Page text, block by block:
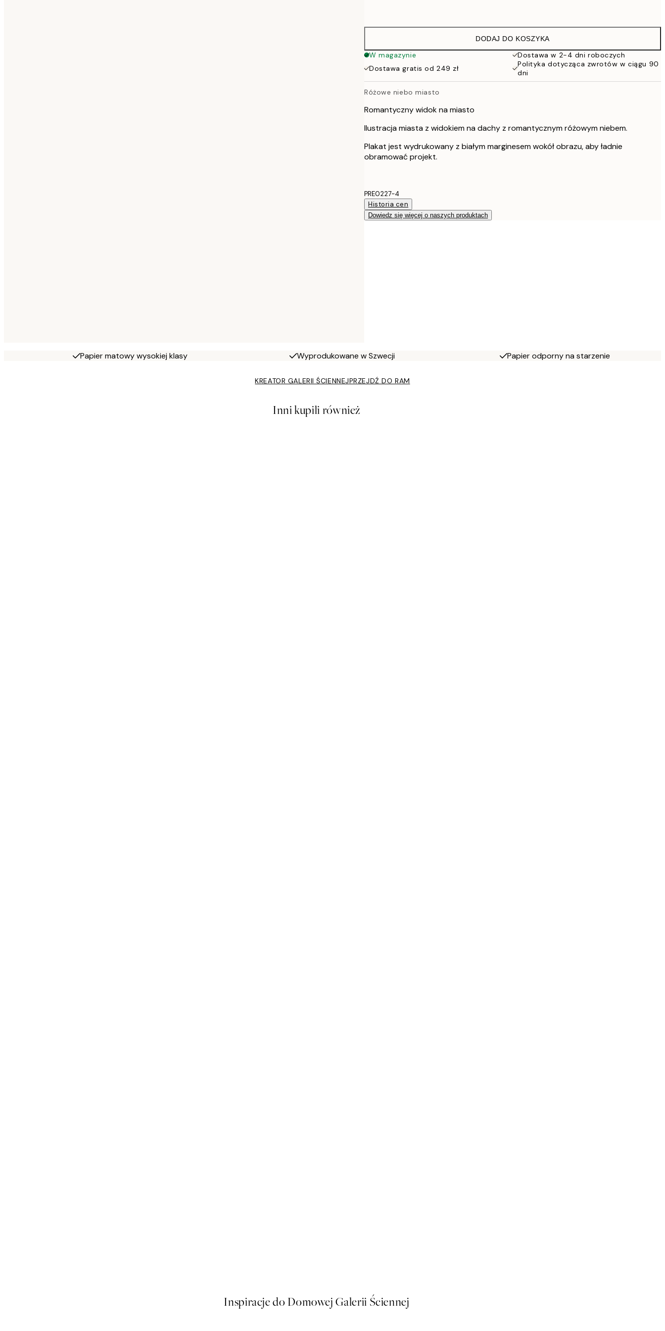
97 zł
119 zł
50x70 cm 91,20 zł
DODAJ DO KOSZYKA
W magazynie
Dostawa w 2-4 dni roboczych
Dostawa gratis od 249 zł
Polityka dotycząca zwrotów w ciągu 90
dni
Różowe niebo miasto
Romantyczny widok na miasto
Ilustracja miasta z widokiem na dachy z romantycznym różowym niebem.
Plakat jest wydrukowany z białym marginesem wokół obrazu, aby ładnie
obramować projekt.
PRE0227-4
Historia cen
Dowiedz się więcej o naszych produktach
Papier matowy wysokiej klasy Wyprodukowane w Szwecji Papier odporny na starzenie
KREATOR GALERII ŚCIENNEJPRZEJDŹ DO RAM
Inni kupili również
Inspiracje do Domowej Galerii Ściennej